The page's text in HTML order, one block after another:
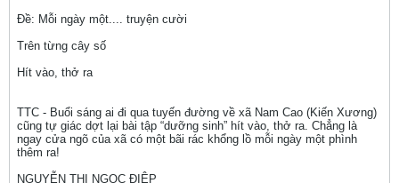
Ðề: Mỗi ngày một.... truyện cười
Trên từng cây số
Hít vào, thở ra
TTC - Buổi sáng ai đi qua tuyến đường về xã Nam Cao (Kiến Xương)
cũng tự giác dợt lại bài tập “dưỡng sinh” hít vào, thở ra. Chẳng là
ngay cửa ngõ của xã có một bãi rác khổng lồ mỗi ngày một phình
thêm ra!
NGUYỄN THỊ NGỌC ĐIỆP